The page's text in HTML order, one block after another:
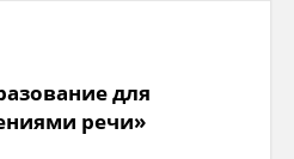
для
речи»